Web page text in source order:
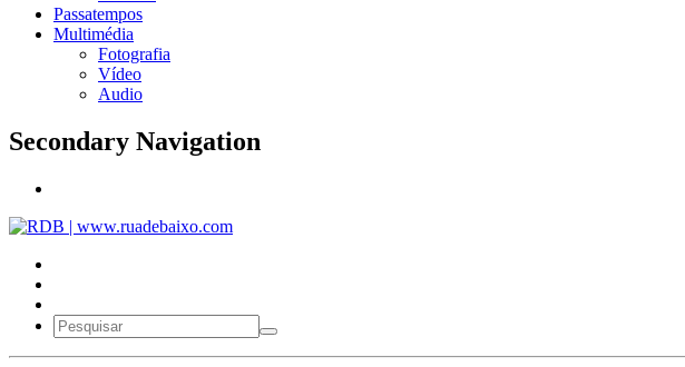
Passatempos
Multimédia
Fotografia
Vídeo
Audio
Secondary Navigation